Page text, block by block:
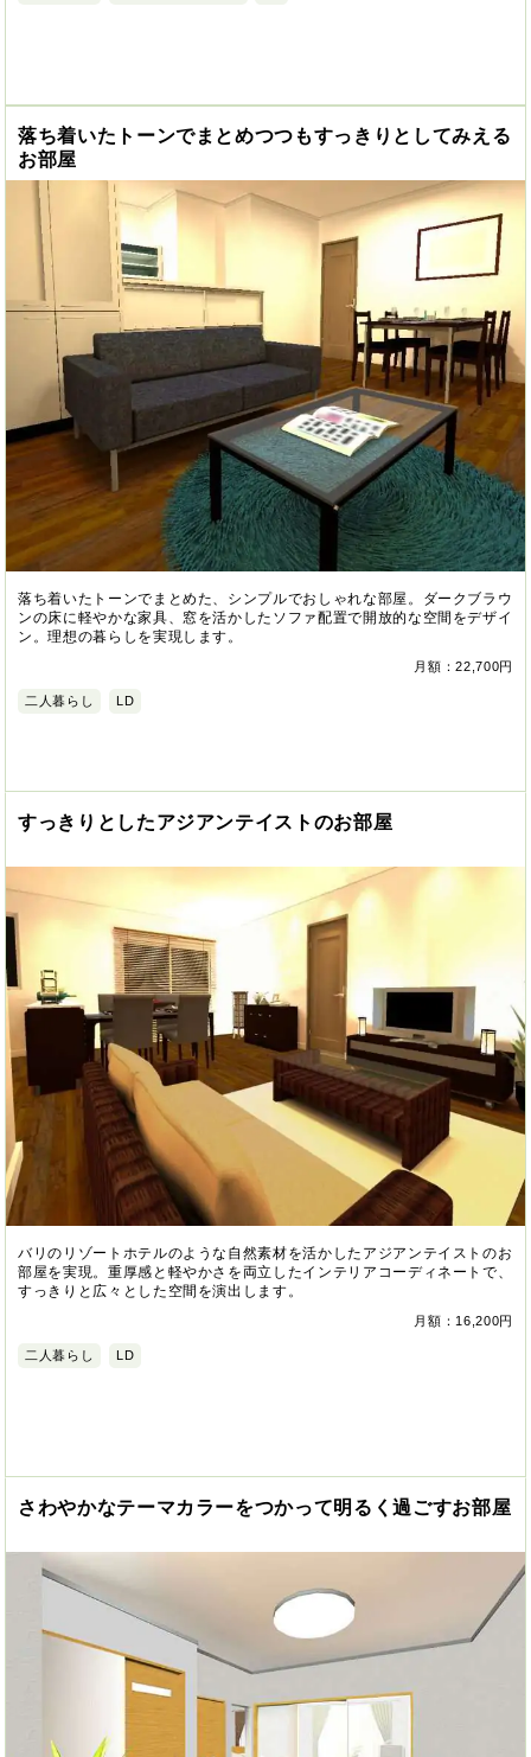
落ち着いたトーンでまとめつつもすっきりとしてみえる
お部屋
落ち着いたトーンでまとめた、シンプルでおしゃれな部屋。ダークブラウ
ンの床に軽やかな家具、窓を活かしたソファ配置で開放的な空間をデザイ
ン。理想の暮らしを実現します。
月額：22,700円
二人暮らし LD
すっきりとしたアジアンテイストのお部屋
バリのリゾートホテルのような自然素材を活かしたアジアンテイストのお
部屋を実現。重厚感と軽やかさを両立したインテリアコーディネートで、
すっきりと広々とした空間を演出します。
月額：16,200円
二人暮らし LD
さわやかなテーマカラーをつかって明るく過ごすお部屋